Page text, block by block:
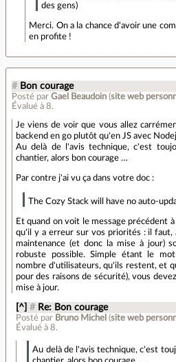
des gens)
Merci. On a la chance d'avoir une
en profite !
# Bon courage
Posté par Gael Beaudoin (site web
Évalué à 8.
Je viens de voir que vous allez
backend en go plutôt qu'en JS avec
Au delà de l'avis technique, c'est
chantier, alors bon courage …
Par contre j'ai vu ça dans votre doc :
The Cozy Stack will have no auto-
Et quand on voit le message précédent
qu'il y a erreur sur vos priorités : il faut,
maintenance (et donc la mise à jour)
robuste possible. Simple étant le
nombre d'utilisateurs, qu'ils restent, et
pour des raisons de sécurité), vous
mise à jour.
[^] # Re: Bon courage
Posté par Bruno Michel (site web
Évalué à8.
Au delà de l'avis technique, c'est